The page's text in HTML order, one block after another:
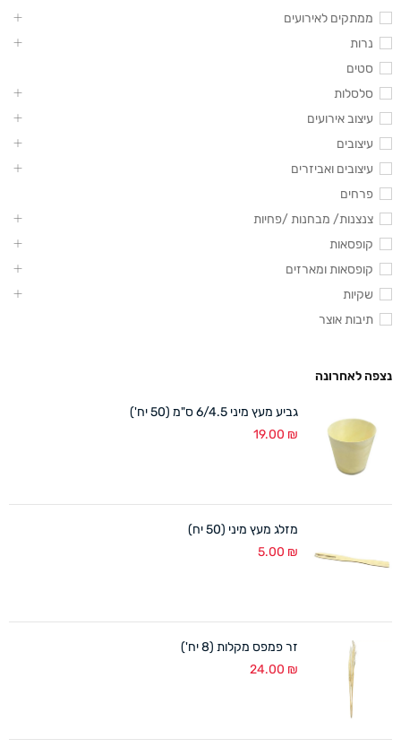
ממתקים לאירועים
נרות
סטים
סלסלות
עיצוב אירועים
עיצובים
עיצובים ואביזרים
פרחים
צנצנות/ מבחנות /פחיות
קופסאות
קופסאות ומארזים
שקיות
תיבות אוצר
נצפה לאחרונה
גביע מעץ מיני 6/4.5 ס"מ (50 יח')
19.00 ₪
מזלג מעץ מיני (50 יח)
5.00 ₪
זר פמפס מקלות (8 יח')
24.00 ₪